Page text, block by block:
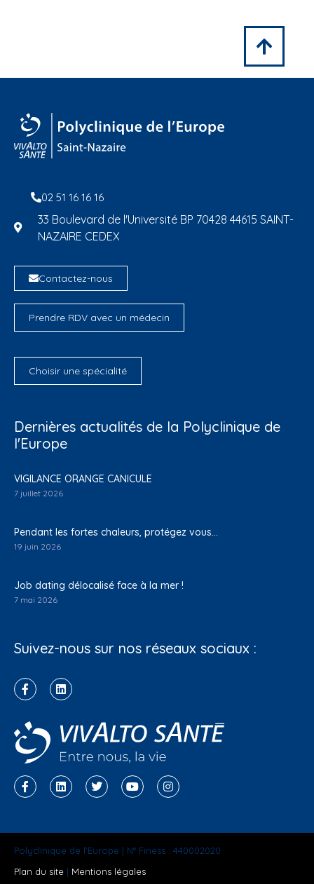
02 51 16 16 16
33 Boulevard de l'Université BP 70428 44615 SAINT-
NAZAIRE CEDEX
Contactez-nous
Prendre RDV avec un médecin
Choisir une spécialité
Dernières actualités de la Polyclinique de
l'Europe
VIGILANCE ORANGE CANICULE
7 juillet 2026
Pendant les fortes chaleurs, protégez vous…
19 juin 2026
Job dating délocalisé face à la mer !
7 mai 2026
Suivez-nous sur nos réseaux sociaux :
Polyclinique de l’Europe | N° Finess : 440002020
Plan du site | Mentions légales